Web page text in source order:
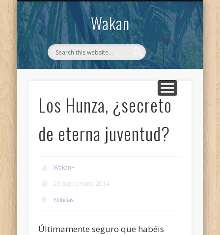
Wakan
WAKAN
CONTACTO
Los Hunza, ¿secreto
de eterna juventud?
Wakan+
23 septiembre, 2014
Noticias
Últimamente seguro que habéis